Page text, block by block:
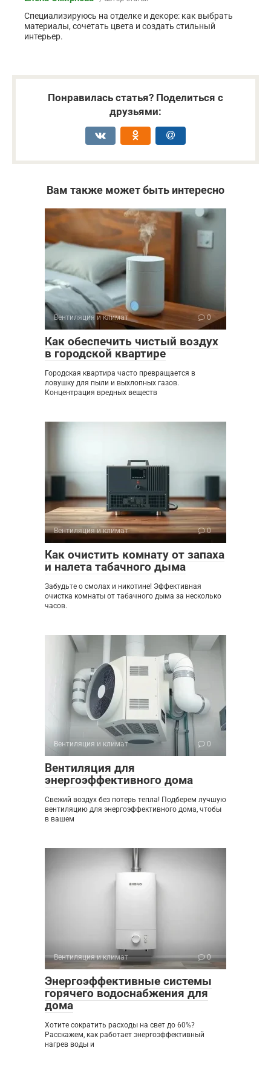
Специализируюсь на отделке и декоре: как выбрать
материалы, сочетать цвета и создать стильный
интерьер.
Понравилась статья? Поделиться с
друзьями:
Вам также может быть интересно
Вентиляция и климат 0
Как обеспечить чистый воздух
в городской квартире
Городская квартира часто превращается в
ловушку для пыли и выхлопных газов.
Концентрация вредных веществ
Вентиляция и климат 0
Как очистить комнату от запаха
и налета табачного дыма
Забудьте о смолах и никотине! Эффективная
очистка комнаты от табачного дыма за несколько
часов.
Вентиляция и климат 0
Вентиляция для
энергоэффективного дома
Свежий воздух без потерь тепла! Подберем лучшую
вентиляцию для энергоэффективного дома, чтобы
в вашем
Вентиляция и климат 0
Энергоэффективные системы
горячего водоснабжения для
дома
Хотите сократить расходы на свет до 60%?
Расскажем, как работает энергоэффективный
нагрев воды и